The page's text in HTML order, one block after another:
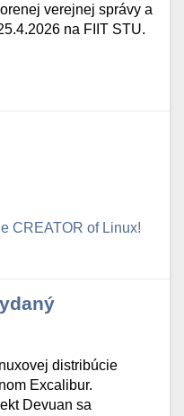
verejnej správy a
na FIIT STU.
CREATOR of Linux!
distribúcie
Excalibur.
Devuan sa